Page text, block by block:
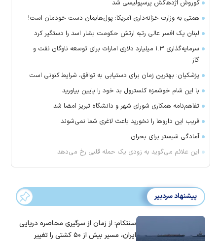
کوروش اژدهاکش پرسپولیسی شد
همتی به وزارت خزانه‌داری آمریکا: پول‌هایمان دست خودمان است!
لبنان یک افسر عالی رتبه ارتش حکومت بشار اسد را دستگیر کرد
سرمایه‌گذاری ۱.۳ میلیارد دلاری امارات برای توسعه ناوگان نفت و
گاز
پزشکیان: بهترین زمان برای دستیابی به توافق، شرایط کنونی است
با این شام خوشمزه کلسترول بد خود را پایین بیاورید
تفاهم‌نامه همکاری شورای شهر و دانشگاه تبریز امضا شد
فریب این دارو‌ها را نخورید باعث لاغری شما نمی‌شوند
آمادگی شبستر برای بحران
این علائم می‌گوید به زودی یک حمله قلبی رخ می‌دهد
پیشنهاد سردبیر
سنتکام: از زمان از سرگیری محاصره دریایی
ایران، مسیر بیش از ۵۰ کشتی را تغییر